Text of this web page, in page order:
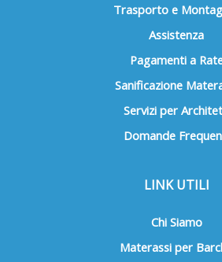
Trasporto e
Assistenza
Pagamenti a
Sanificazione
Servizi per
Domande
LINK UTILI
Chi Siamo
Materassi per